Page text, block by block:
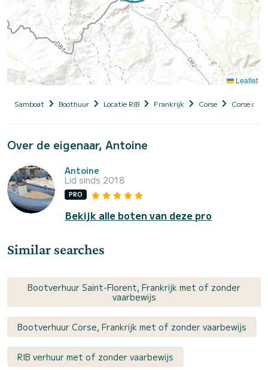
Leaflet
Samboat Boothuur Locatie RIB Frankrijk Corse Corse du
Over de eigenaar, Antoine
Antoine
Lid sinds 2018
PRO
Bekijk alle boten van deze pro
Similar searches
Bootverhuur Saint-Florent, Frankrijk met of zonder
vaarbewijs
Bootverhuur Corse, Frankrijk met of zonder vaarbewijs
RIB verhuur met of zonder vaarbewijs